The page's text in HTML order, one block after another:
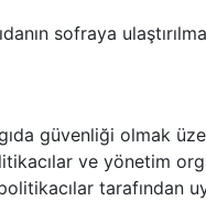
sofraya
güvenliği olmak
ve yönetim
tarafından